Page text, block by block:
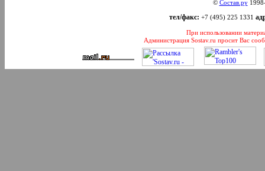
© Состав.ру
тел/факс: +7 (495) 225 1331
При использовании
Администрация Sostav.ru просит Вас